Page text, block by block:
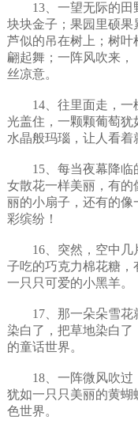
13、一望无际的田
块块金子；果园里硕
芦似的吊在树上；树
翩起舞；一阵风吹来，
丝凉意。
14、往里面走，一
光盖住，一颗颗葡萄
水晶般玛瑙，让人看着
15、每当夜幕降临
女散花一样美丽，有
丽的小扇子，还有的
彩缤纷！
16、突然，空中几
子吃的巧克力棉花糖，
一只只可爱的小黑羊。
17、那一朵朵雪花
染白了，把草地染白
的童话世界。
18、一阵微风吹过
犹如一只只美丽的黄
色世界。